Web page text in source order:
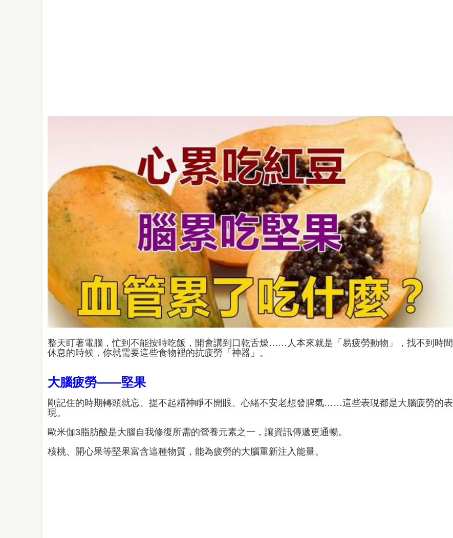
整天盯著電腦，忙到不能按時吃飯，開會講到口乾舌燥……人本來就是「易疲勞動物」，找不到時間
休息的時候，你就需要這些食物裡的抗疲勞「神器」。
大腦疲勞——堅果
剛記住的時期轉頭就忘、提不起精神睜不開眼、心緒不安老想發脾氣……這些表現都是大腦疲勞的表
現。
歐米伽3脂肪酸是大腦自我修復所需的營養元素之一，讓資訊傳遞更通暢。
核桃、開心果等堅果富含這種物質，能為疲勞的大腦重新注入能量。